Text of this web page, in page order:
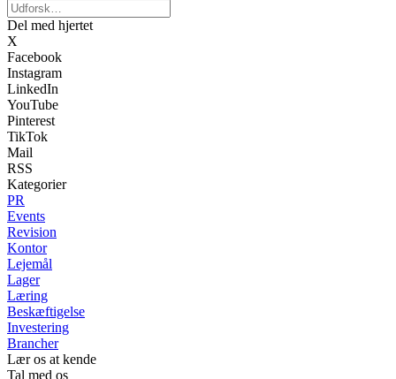
Del med hjertet
X
Facebook
Instagram
LinkedIn
YouTube
Pinterest
TikTok
Mail
RSS
Kategorier
PR
Events
Revision
Kontor
Lejemål
Lager
Læring
Beskæftigelse
Investering
Brancher
Lær os at kende
Tal med os